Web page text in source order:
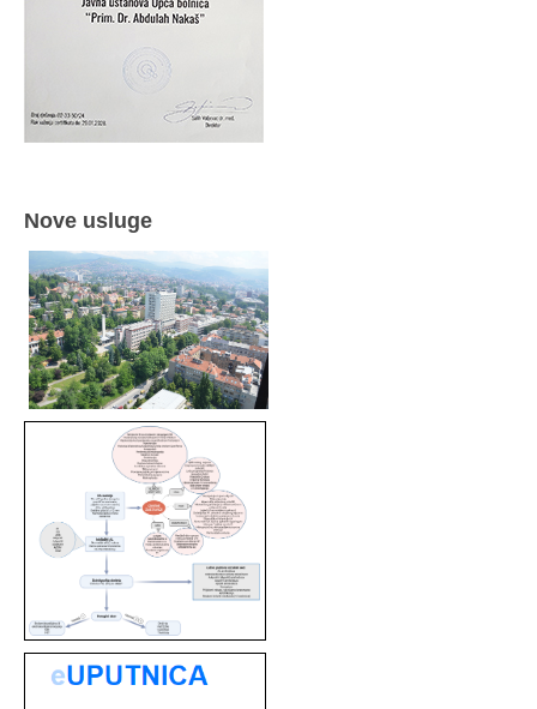
Nove usluge